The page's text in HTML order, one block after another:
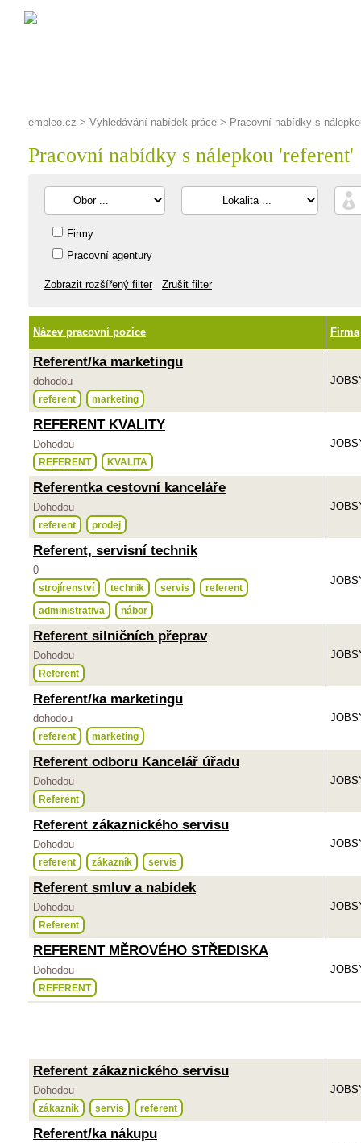
empleo.cz > Vyhledávání nabídek práce > Pracovní nabídky s
Pracovní nabídky s nálepkou 'referent'
Firmy
Pracovní agentury
Zobrazit rozšířený filter Zrušit filter
Název pracovní pozice Firma
Referent/ka marketingu
dohodou
referent marketing
REFERENT KVALITY
Dohodou
REFERENT KVALITA
Referentka cestovní kanceláře
Dohodou
referent prodej
Referent, servisní technik
0
strojírenství technik servis referent
administrativa nábor
Referent silničních přeprav
Dohodou
Referent
Referent/ka marketingu
dohodou
referent marketing
Referent odboru Kancelář úřadu
Dohodou
Referent
Referent zákaznického servisu
Dohodou
referent zákazník servis
Referent smluv a nabídek
Dohodou
Referent
REFERENT MĚROVÉHO STŘEDISKA
Dohodou
REFERENT
Referent zákaznického servisu
Dohodou
zákazník servis referent
Referent/ka nákupu